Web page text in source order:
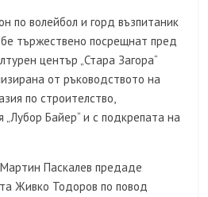
по волейбол и горд възпитаник
бе тържествено посрещнат пред
център „Стара Загора“
от ръководството на
по строителство,
„Лубор Байер“ и с подкрепата на
Паскалев предаде
Живко Тодоров по повод